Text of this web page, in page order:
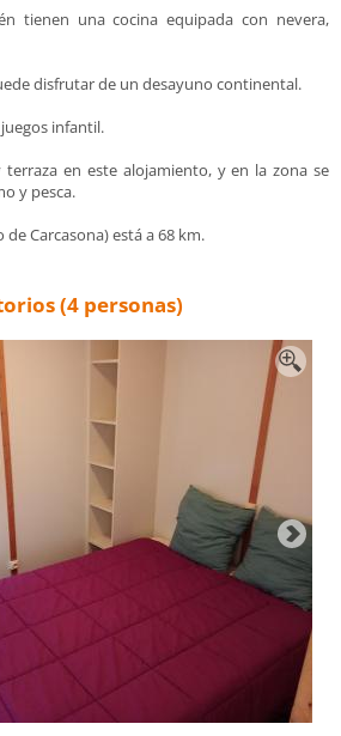
tienen una cocina equipada con nevera,
disfrutar de un desayuno continental.
infantil.
en este alojamiento, y en la zona se
y pesca.
Carcasona) está a 68 km.
(4 personas)